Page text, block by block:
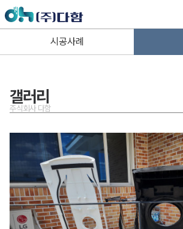
시공사례
갤러리
주식회사 다함